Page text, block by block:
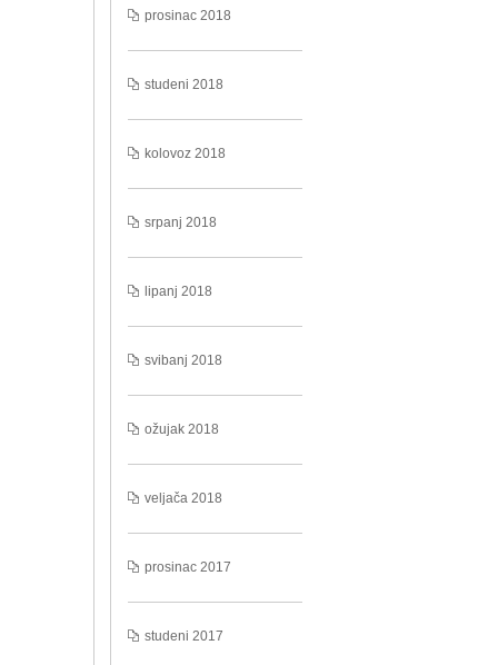
prosinac 2018
studeni 2018
kolovoz 2018
srpanj 2018
lipanj 2018
svibanj 2018
ožujak 2018
veljača 2018
prosinac 2017
studeni 2017